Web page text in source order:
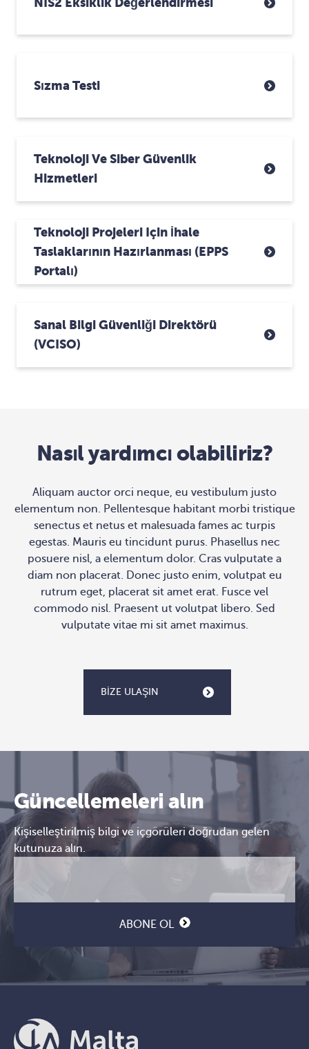
Sızma Testi
Teknoloji Ve Siber Güvenlik
Hizmetleri
Teknoloji Projeleri Için İhale
Taslaklarının Hazırlanması (ePPS
Portalı)
Sanal Bilgi Güvenliği Direktörü
(vCISO)
Nasıl yardımcı olabiliriz?
Aliquam auctor orci neque, eu vestibulum justo
elementum non. Pellentesque habitant morbi tristique
senectus et netus et malesuada fames ac turpis
egestas. Mauris eu tincidunt purus. Phasellus nec
posuere nisl, a elementum dolor. Cras vulputate a
diam non placerat. Donec justo enim, volutpat eu
rutrum eget, placerat sit amet erat. Fusce vel
commodo nisl. Praesent ut volutpat libero. Sed
vulputate vitae mi sit amet maximus.
BIZE ULAŞIN
Güncellemeleri alın
Kişiselleştirilmiş bilgi ve içgörüleri doğrudan gelen
kutunuza alın.
posta
ABONE OL